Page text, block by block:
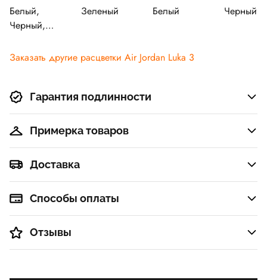
Белый,
Черный,
свечение,
Зеленый Белый Черный
Заказать другие расцветки Air Jordan Luka 3
Гарантия подлинности
Примерка товаров
Доставка
Способы оплаты
Отзывы